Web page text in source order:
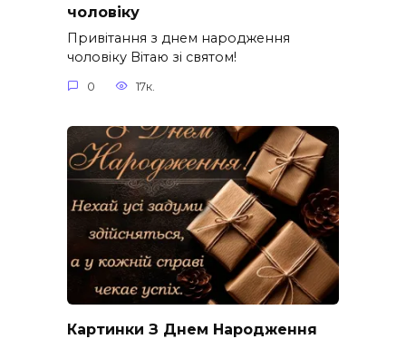
чоловіку
Привітання з днем народження
чоловіку Вітаю зі святом!
0 17к.
Картинки З Днем Народження